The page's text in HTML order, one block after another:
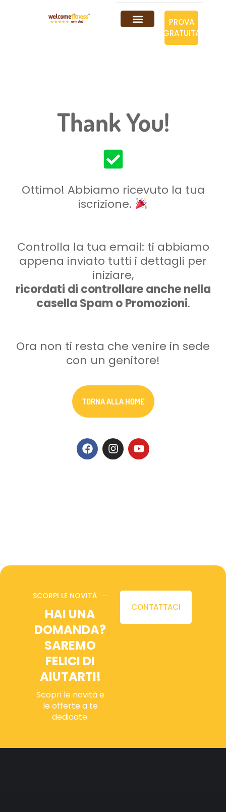
PROVA
GRATUITA
Thank You!
Ottimo! Abbiamo ricevuto la tua
iscrizione.
Controlla la tua email: ti abbiamo
appena inviato tutti i dettagli per
iniziare,
ricordati di controllare anche nella
casella Spam o Promozioni.
Ora non ti resta che venire in sede
con un genitore!
TORNA ALLA HOME
SCORPI LE NOVITÀ
HAI UNA
DOMANDA?
SAREMO
FELICI DI
AIUTARTI!
Scopri le novità e
le offerte a te
dedicate.
CONTATTACI